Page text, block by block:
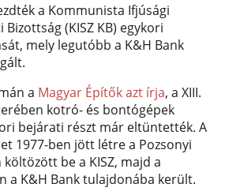
a Kommunista Ifjúsági
(KISZ KB) egykori
mely legutóbb a K&H Bank
a Magyar Építők azt írja, a XIII.
kotró- és bontógépek
bejárati részt már eltüntették. A
1977-ben jött létre a Pozsonyi
be a KISZ, majd a
a K&H Bank tulajdonába került.